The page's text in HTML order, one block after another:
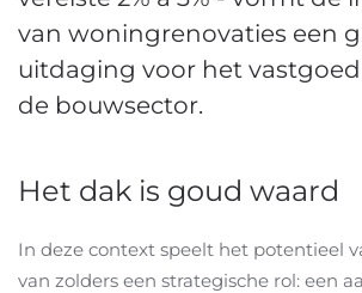
van woningrenovaties een
uitdaging voor het
de bouwsector.
Het dak is goud waard
In deze context speelt het potentieel
van zolders een strategische rol: een